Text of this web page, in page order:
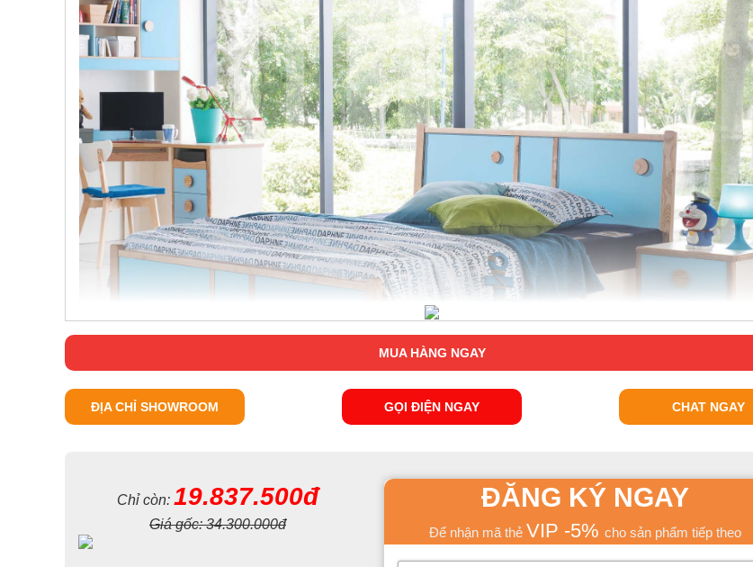
bé. Thiết kế thông minh với ngăn để đồ tiện dụng ở gậm giường sẽ làm cho phòng ngủ của bé gọn gàng hơn khi lưu trữ được số
lượng lớn đồ đạc chưa dùng đến.
MUA HÀNG NGAY
ĐỊA CHỈ SHOWROOM GỌI ĐIỆN NGAY CHAT NGAY
Chỉ còn: 19.837.500đ
Giá gốc:34.300.000đ
ĐĂNG KÝ NGAY
Để nhận mã thẻ VIP -5% cho sản phẩm tiếp theo